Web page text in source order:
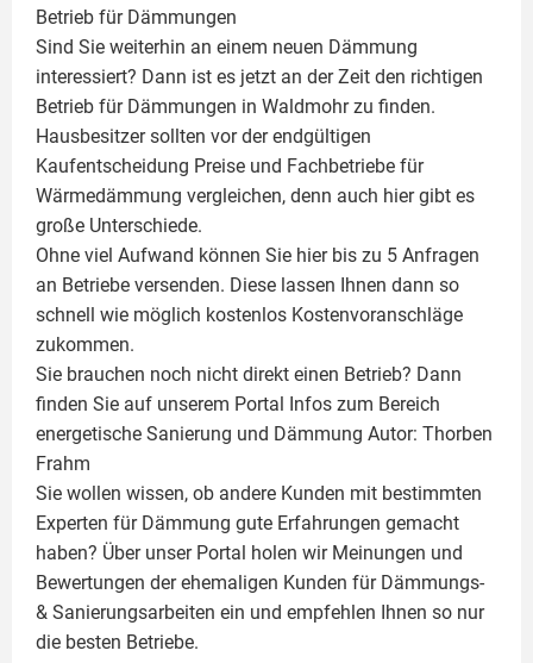
Betrieb für Dämmungen
Sind Sie weiterhin an einem neuen Dämmung
interessiert? Dann ist es jetzt an der Zeit den richtigen
Betrieb für Dämmungen in Waldmohr zu finden.
Hausbesitzer sollten vor der endgültigen
Kaufentscheidung Preise und Fachbetriebe für
Wärmedämmung vergleichen, denn auch hier gibt es
große Unterschiede.
Ohne viel Aufwand können Sie hier bis zu 5 Anfragen
an Betriebe versenden. Diese lassen Ihnen dann so
schnell wie möglich kostenlos Kostenvoranschläge
zukommen.
Sie brauchen noch nicht direkt einen Betrieb? Dann
finden Sie auf unserem Portal Infos zum Bereich
energetische Sanierung und Dämmung Autor: Thorben
Frahm
Sie wollen wissen, ob andere Kunden mit bestimmten
Experten für Dämmung gute Erfahrungen gemacht
haben? Über unser Portal holen wir Meinungen und
Bewertungen der ehemaligen Kunden für Dämmungs-
& Sanierungsarbeiten ein und empfehlen Ihnen so nur
die besten Betriebe.